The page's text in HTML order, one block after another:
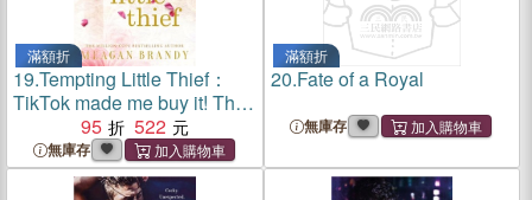
滿額折
19.Tempting Little Thief：
TikTok made me buy it! The
spicy and addictive new
romance from a million-copy
bestselling author
95 522
無庫存
滿額折
20.Fate of a Royal
無庫存